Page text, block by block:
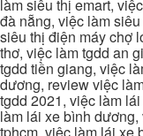
làm siêu thị emart,
đà nẵng, việc làm
siêu thị điện máy chợ
thơ, việc làm tgdd an
tgdd tiền giang, việc
dương, review việc
tgdd 2021, việc làm
làm lái xe bình
tphcm, việc làm lái xe